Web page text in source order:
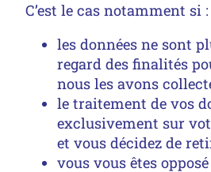
C’est le cas notamment si :
les données ne sont
regard des finalités
nous les avons
le traitement de vos
exclusivement sur
et vous décidez de
vous vous êtes